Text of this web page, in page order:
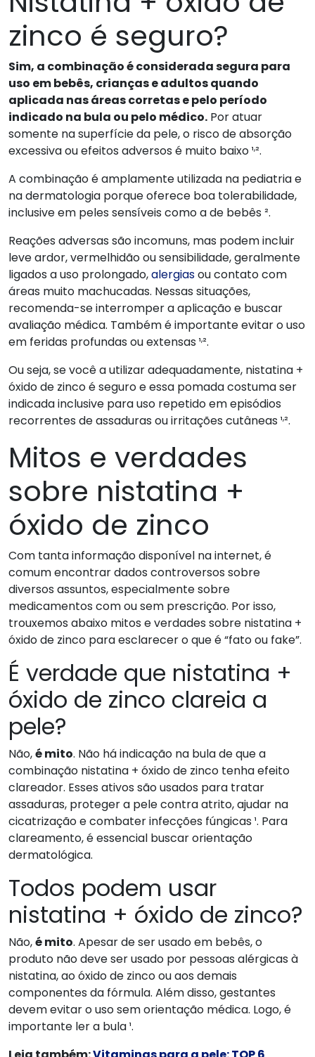
zinco é seguro?
Sim, a combinação é considerada segura para
uso em bebês, crianças e adultos quando
aplicada nas áreas corretas e pelo período
indicado na bula ou pelo médico. Por atuar
somente na superfície da pele, o risco de absorção
excessiva ou efeitos adversos é muito baixo ¹,².
A combinação é amplamente utilizada na pediatria e
na dermatologia porque oferece boa tolerabilidade,
inclusive em peles sensíveis como a de bebês ².
Reações adversas são incomuns, mas podem incluir
leve ardor, vermelhidão ou sensibilidade, geralmente
ligados a uso prolongado,alergiasou contato com
áreas muito machucadas. Nessas situações,
recomenda-se interromper a aplicação e buscar
avaliação médica. Também é importante evitar o uso
em feridas profundas ou extensas ¹,².
Ou seja, se você a utilizar adequadamente, nistatina +
óxido de zinco é seguro e essa pomada costuma ser
indicada inclusive para uso repetido em episódios
recorrentes de assaduras ou irritações cutâneas ¹,².
Mitos e verdades
sobre nistatina +
óxido de zinco
Com tanta informação disponível na internet, é
comum encontrar dados controversos sobre
diversos assuntos, especialmente sobre
medicamentos com ou sem prescrição. Por isso,
trouxemos abaixo mitos e verdades sobre nistatina +
óxido de zinco para esclarecer o que é “fato ou fake”.
É verdade que nistatina +
óxido de zinco clareia a
pele?
Não,é mito. Não há indicação na bula de que a
combinação nistatina + óxido de zinco tenha efeito
clareador. Esses ativos são usados para tratar
assaduras, proteger a pele contra atrito, ajudar na
cicatrização e combater infecções fúngicas ¹. Para
clareamento, é essencial buscar orientação
dermatológica.
Todos podem usar
nistatina + óxido de zinco?
Não,é mito. Apesar de ser usado em bebês, o
produto não deve ser usado por pessoas alérgicas à
nistatina, ao óxido de zinco ou aos demais
componentes da fórmula. Além disso, gestantes
devem evitar o uso sem orientação médica. Logo, é
importante ler a bula ¹.